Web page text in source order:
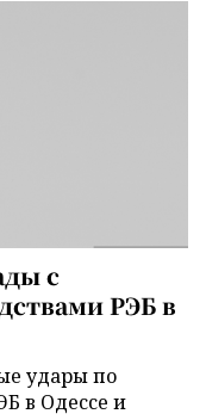
с
РЭБ в
удары по
в Одессе и